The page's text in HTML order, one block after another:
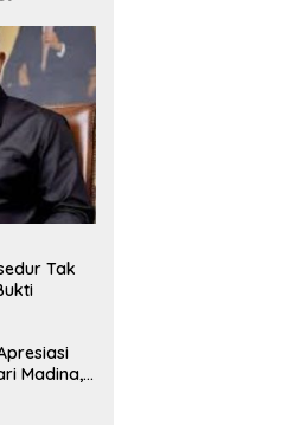
Tak
Madina,